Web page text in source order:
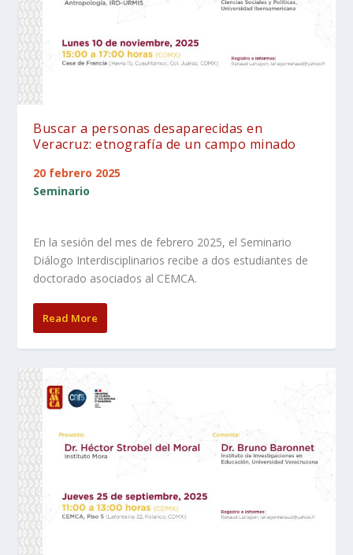
Buscar a personas desaparecidas en
Veracruz: etnografía de un campo minado
20 febrero 2025
Seminario
En la sesión del mes de febrero 2025, el Seminario
Diálogo Interdisciplinarios recibe a dos estudiantes de
doctorado asociados al CEMCA.
Read More